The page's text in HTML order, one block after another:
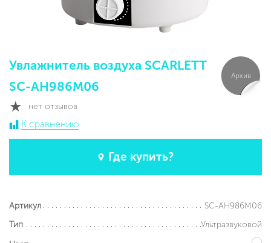
Увлажнитель воздуха SCARLETT
SC-AH986M06
нет отзывов
К сравнению
Где купить?
Архив
Артикул
SC-AH986M06
Тип
Ультразвуковой